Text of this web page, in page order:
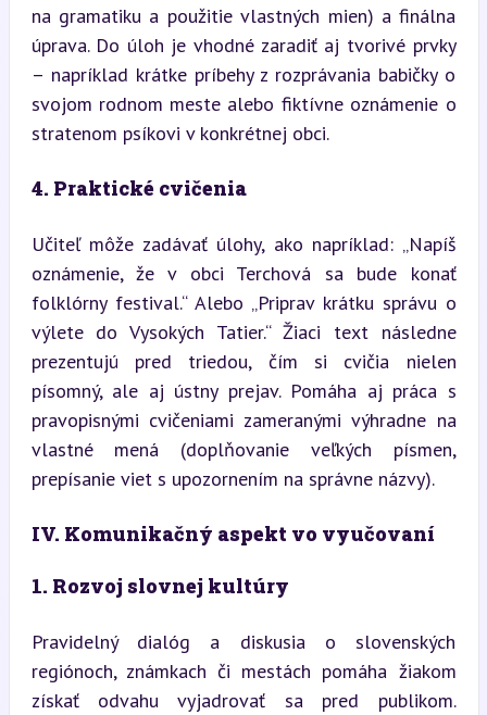
na gramatiku a použitie vlastných mien) a finálna
úprava. Do úloh je vhodné zaradiť aj tvorivé prvky
– napríklad krátke príbehy z rozprávania babičky o
svojom rodnom meste alebo fiktívne oznámenie o
stratenom psíkovi v konkrétnej obci.
4. Praktické cvičenia
Učiteľ môže zadávať úlohy, ako napríklad: „Napíš
oznámenie, že v obci Terchová sa bude konať
folklórny festival.“ Alebo „Priprav krátku správu o
výlete do Vysokých Tatier.“ Žiaci text následne
prezentujú pred triedou, čím si cvičia nielen
písomný, ale aj ústny prejav. Pomáha aj práca s
pravopisnými cvičeniami zameranými výhradne na
vlastné mená (doplňovanie veľkých písmen,
prepísanie viet s upozornením na správne názvy).
IV. Komunikačný aspekt vo vyučovaní
1. Rozvoj slovnej kultúry
Pravidelný dialóg a diskusia o slovenských
regiónoch, známkach či mestách pomáha žiakom
získať odvahu vyjadrovať sa pred publikom.